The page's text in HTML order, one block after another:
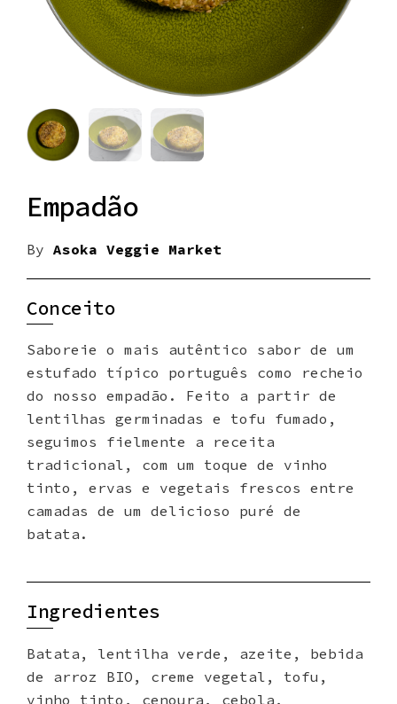
Empadão
By Asoka Veggie Market
Conceito
Saboreie o mais autêntico sabor de um
estufado típico português como recheio
do nosso empadão. Feito a partir de
lentilhas germinadas e tofu fumado,
seguimos fielmente a receita
tradicional, com um toque de vinho
tinto, ervas e vegetais frescos entre
camadas de um delicioso puré de
batata.
Ingredientes
Batata, lentilha verde, azeite, bebida
de arroz BIO, creme vegetal, tofu,
vinho tinto, cenoura, cebola,